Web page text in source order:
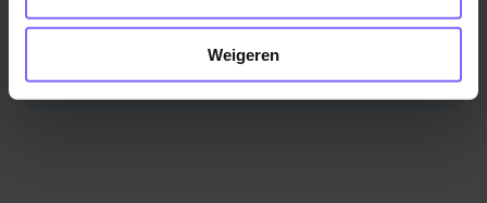
Weigeren
Bereken je netto salaris